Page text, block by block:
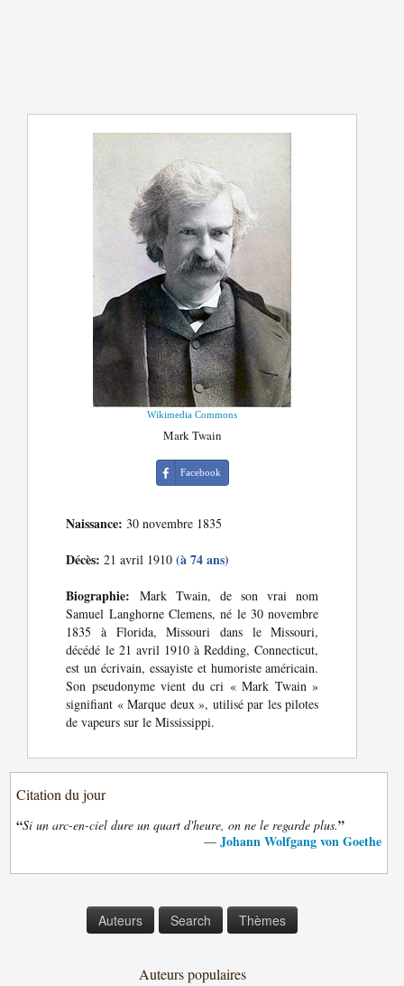
Wikimedia Commons
Mark Twain
Facebook
Naissance: 30 novembre 1835
Décès: 21 avril 1910(à 74 ans)
Biographie: Mark Twain, de son vrai nom
Samuel Langhorne Clemens, né le 30 novembre
1835 à Florida, Missouri dans le Missouri,
décédé le 21 avril 1910 à Redding, Connecticut,
est un écrivain, essayiste et humoriste américain.
Son pseudonyme vient du cri « Mark Twain »
signifiant « Marque deux », utilisé par les pilotes
de vapeurs sur le Mississippi.
Citation du jour
“Si un arc-en-ciel dure un quart d'heure, on ne le regarde plus.”
— Johann Wolfgang von Goethe
Auteurs Search Thèmes
Auteurs populaires